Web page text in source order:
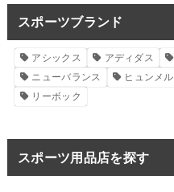
スポーツブランド
アシックス アディダス
ニューバランス
ヒュンメル
リーボック
スポーツ用品店を探す